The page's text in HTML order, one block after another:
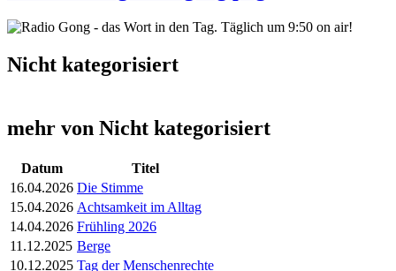
Nicht kategorisiert
mehr von Nicht kategorisiert
Datum
Titel
16.04.2026 Die Stimme
15.04.2026 Achtsamkeit im Alltag
14.04.2026 Frühling 2026
11.12.2025 Berge
10.12.2025 Tag der Menschenrechte